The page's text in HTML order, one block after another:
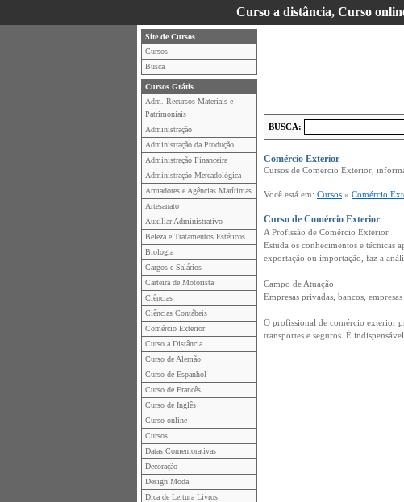
Curso a distância, Curso
Site de Cursos
Cursos
Busca
Cursos Grátis
Adm. Recursos Materiais e
Patrimoniais
Administração
Administração da Produção
Administração Financeira
Administração Mercadológica
Armadores e Agências Marítimas
Artesanato
Auxiliar Administrativo
Beleza e Tratamentos Estéticos
Biologia
Cargos e Salários
Carteira de Motorista
Ciências
Ciências Contábeis
Comércio Exterior
Curso a Distância
Curso de Alemão
Curso de Espanhol
Curso de Francês
Curso de Inglês
Curso online
Cursos
Datas Comemorativas
Decoração
Design Moda
Dica de Leitura Livros
BUSCA:
Comércio Exterior
Cursos de Comércio Exterior,
Você está em: Cursos » Comércio
Curso de Comércio Exterior
A Profissão de Comércio Exterior
Estuda os conhecimentos e técnicas
exportação ou importação, faz a
Campo de Atuação
Empresas privadas, bancos,
O profissional de comércio exterior
transportes e seguros. É